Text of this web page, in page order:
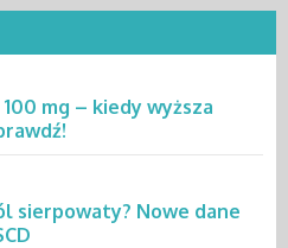
mg – kiedy wyższa
sierpowaty? Nowe dane